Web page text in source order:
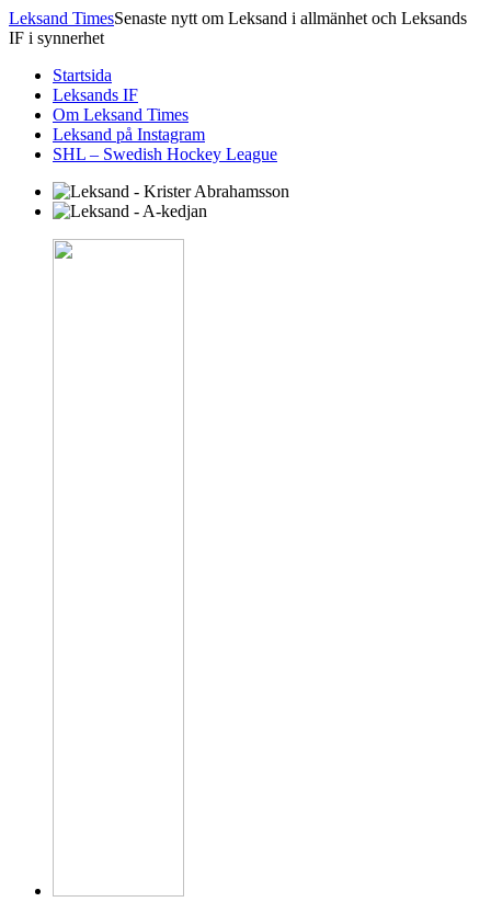
Leksand TimesSenaste nytt om Leksand i allmänhet och Leksands
IF i synnerhet
Startsida
Leksands IF
Om Leksand Times
Leksand på Instagram
SHL – Swedish Hockey League